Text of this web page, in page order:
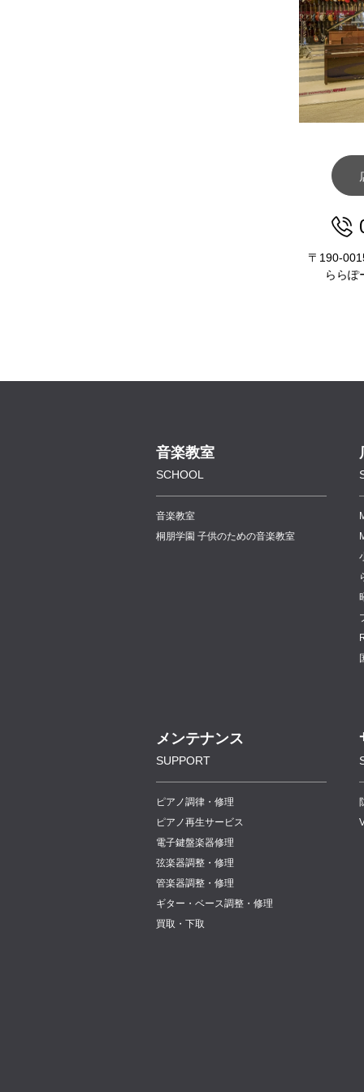
〒190-
ららぽ
音楽教室
SCHOOL
音楽教室
桐朋学園 子供のための音楽教室
メンテナンス
SUPPORT
ピアノ調律・修理
ピアノ再生サービス
電子鍵盤楽器修理
弦楽器調整・修理
管楽器調整・修理
ギター・ベース調整・修理
買取・下取